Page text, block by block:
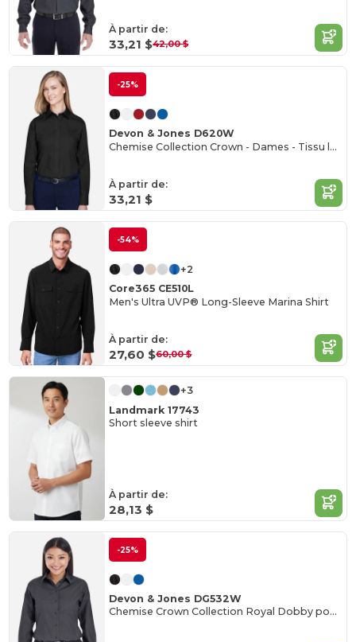
À partir de:
33,21 $42,00 $
-25%
Devon & Jones D620W
Chemise Collection Crown - Dames - Tissu large solide
À partir de:
33,21 $
-54%
+2
Core365 CE510L
Men's Ultra UVP® Long-Sleeve Marina Shirt
À partir de:
27,60 $60,00 $
+3
Landmark 17743
Short sleeve shirt
À partir de:
28,13 $
-25%
Devon & Jones DG532W
Chemise Crown Collection Royal Dobby pour femme